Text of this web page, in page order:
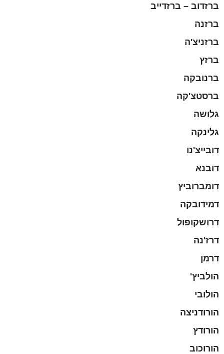
ברזדוב – ברזדייב
ברזנה
ברזניצ'ה
ברזץ
ברנובקה
ברסטצ'קה
גלושה
גלינקה
דובייצ'נו
דובנא
דומברוביץ
דמידובקה
דרושקופול
דרז'נה
דרמן
הולביץ'
הולובי
הורודניצה
הורודץ
הורוכוב